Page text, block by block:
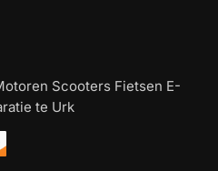
Scooters Fietsen E-
te Urk